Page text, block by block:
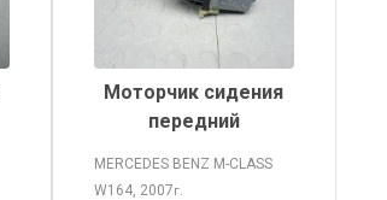
Моторчик сидения
передний
MERCEDES BENZ M-CLASS
W164, 2007г.